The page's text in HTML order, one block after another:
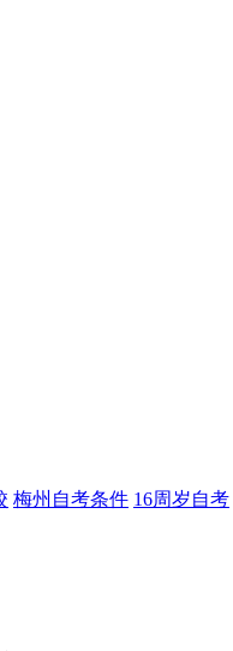
梅州自考条件 16周岁自考